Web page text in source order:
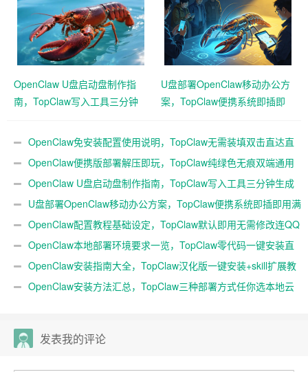
OpenClaw U盘启动盘制作指
南，TopClaw写入工具三分钟
U盘部署OpenClaw移动办公方
案，TopClaw便携系统即插即
OpenClaw免安装配置使用说明，TopClaw无需装填双击直达直
连飞书OpenClaw便携版部署解压即玩，TopClaw纯绿色无痕双端通用
免费满血
OpenClaw U盘启动盘制作指南，TopClaw写入工具三分钟生成
随身AIU盘部署OpenClaw移动办公方案，TopClaw便携系统即插即用满
血开箱OpenClaw配置教程基础设定，TopClaw默认即用无需修改连QQ
微信OpenClaw本地部署环境要求一览，TopClaw零代码一键安装直
连微信教程
OpenClaw安装指南大全，TopClaw汉化版一键安装+skill扩展教
程 OpenClaw安装方法汇总，TopClaw三种部署方式任你选本地云
发表我的评论